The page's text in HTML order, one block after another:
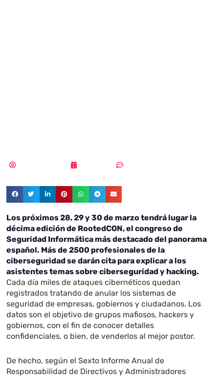
Los próximos 28, 29 y 30 de marzo tendrá lugar la
décima edición de RootedCON, el congreso de
Seguridad Informática más destacado del panorama
español. Más de 2500 profesionales de la
ciberseguridad se darán cita para explicar a los
asistentes temas sobre ciberseguridad y hacking.
Cada día miles de ataques cibernéticos quedan
registrados tratando de anular los sistemas de
seguridad de empresas, gobiernos y ciudadanos. Los
datos son el objetivo de grupos mafiosos, hackers y
gobiernos, con el fin de conocer detalles
confidenciales, o bien, de venderlos al mejor postor.
De hecho, según el Sexto Informe Anual de
Responsabilidad de Directivos y Administradores